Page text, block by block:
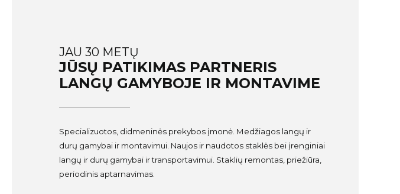
JAU 30 METŲ
JŪSŲ PATIKIMAS PARTNERIS
LANGŲ GAMYBOJE IR MONTAVIME
Specializuotos, didmeninės prekybos įmonė. Medžiagos langų ir
durų gamybai ir montavimui. Naujos ir naudotos staklės bei įrenginiai
langų ir durų gamybai ir transportavimui. Staklių remontas, priežiūra,
periodinis aptarnavimas.